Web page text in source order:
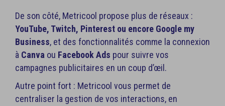
De son côté, Metricool propose plus de réseaux :
YouTube, Twitch, Pinterest ou encore Google my
Business, et des fonctionnalités comme la connexion
à Canva ou Facebook Ads pour suivre vos
campagnes publicitaires en un coup d’œil.
Autre point fort : Metricool vous permet de
centraliser la gestion de vos interactions, en